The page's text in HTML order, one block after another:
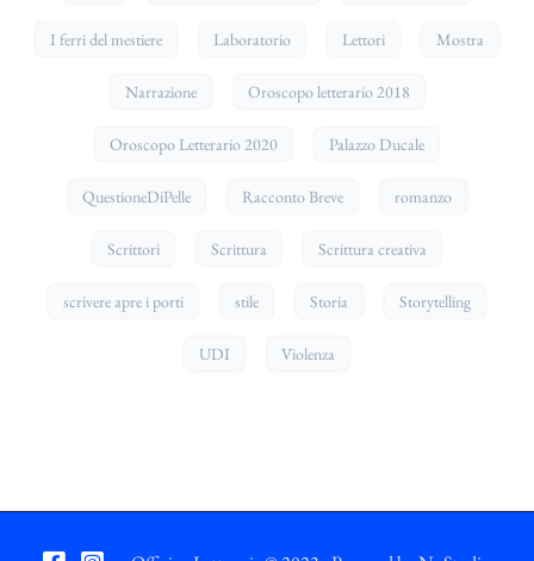
I ferri del mestiere Laboratorio Lettori Mostra
Narrazione Oroscopo letterario 2018
Oroscopo Letterario 2020 Palazzo Ducale
QuestioneDiPelle Racconto Breve romanzo
Scrittori Scrittura Scrittura creativa
scrivere apre i porti stile Storia Storytelling
UDI Violenza